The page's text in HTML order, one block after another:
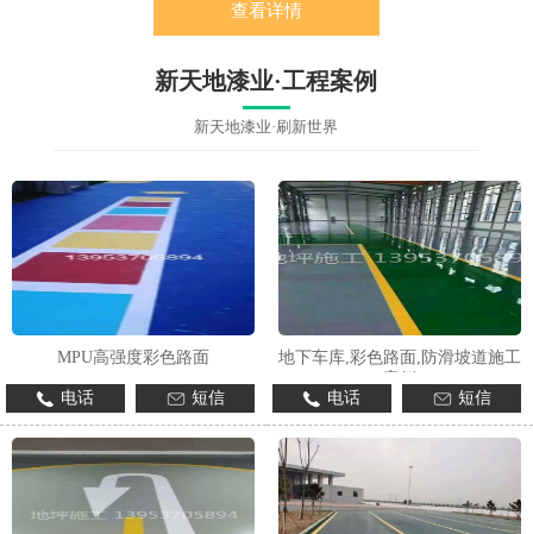
查看详情
新天地漆业·工程案例
新天地漆业·刷新世界
MPU高强度彩色路面
电话 短信
地下车库,彩色路面,防滑坡道施工
电话
短信